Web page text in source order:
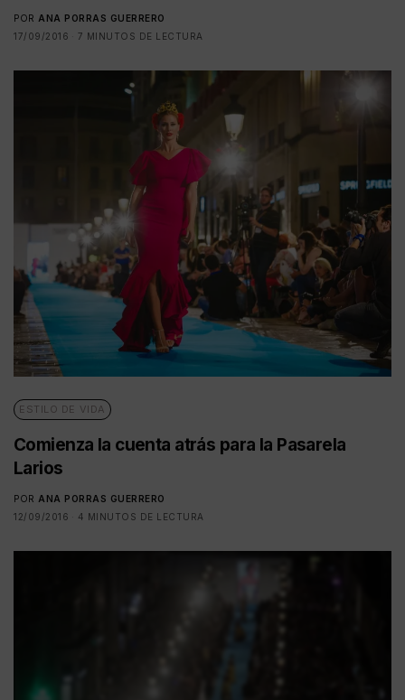
POR ANA PORRAS GUERRERO
17/09/2016
7 MINUTOS DE LECTURA
ESTILO DE VIDA
Comienza la cuenta atrás para la Pasarela
Larios
POR ANA PORRAS GUERRERO
12/09/2016
4 MINUTOS DE LECTURA